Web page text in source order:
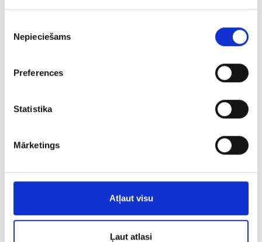
izvēle
Nepieciešams
Preferences
Statistika
Mārketings
Atļaut visu
Ļaut atlasi